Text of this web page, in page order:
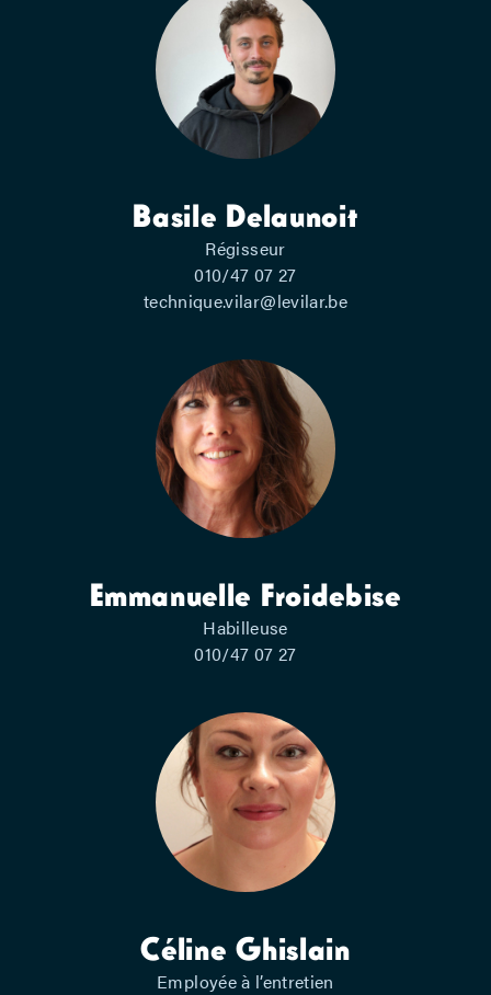
Basile Delaunoit
Régisseur
010/47 07 27
technique.vilar@levilar.be
Emmanuelle Froidebise
Habilleuse
010/47 07 27
Céline Ghislain
Employée à l’entretien